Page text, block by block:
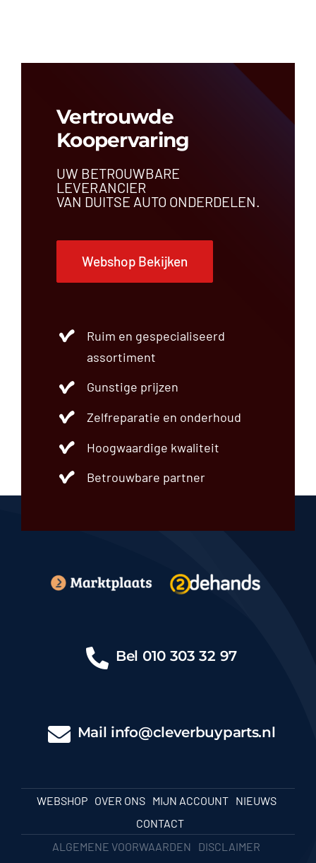
Vertrouwde
Koopervaring
UW BETROUWBARE
LEVERANCIER
VAN DUITSE AUTO ONDERDELEN.
Webshop Bekijken
Ruim en gespecialiseerd
assortiment
Gunstige prijzen
Zelfreparatie en onderhoud
Hoogwaardige kwaliteit
Betrouwbare partner
Bel 010 303 32 97
Mail info@cleverbuyparts.nl
WEBSHOP OVER ONS MIJN ACCOUNT
NIEUWS
CONTACT
ALGEMENE VOORWAARDEN
DISCLAIMER